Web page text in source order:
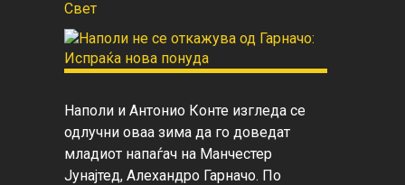
Свет
Наполи и Антонио Конте изгледа се
одлучни оваа зима да го доведат
младиот напаѓач на Манчестер
Јунајтед, Алехандро Гарначо. По